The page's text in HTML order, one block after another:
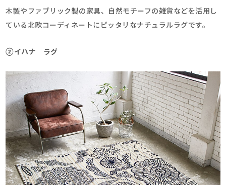
木製やファブリック製の家具、自然モチーフの雑貨などを活用し
ている北欧コーディネートにピッタリなナチュラルラグです。
②イハナ ラグ